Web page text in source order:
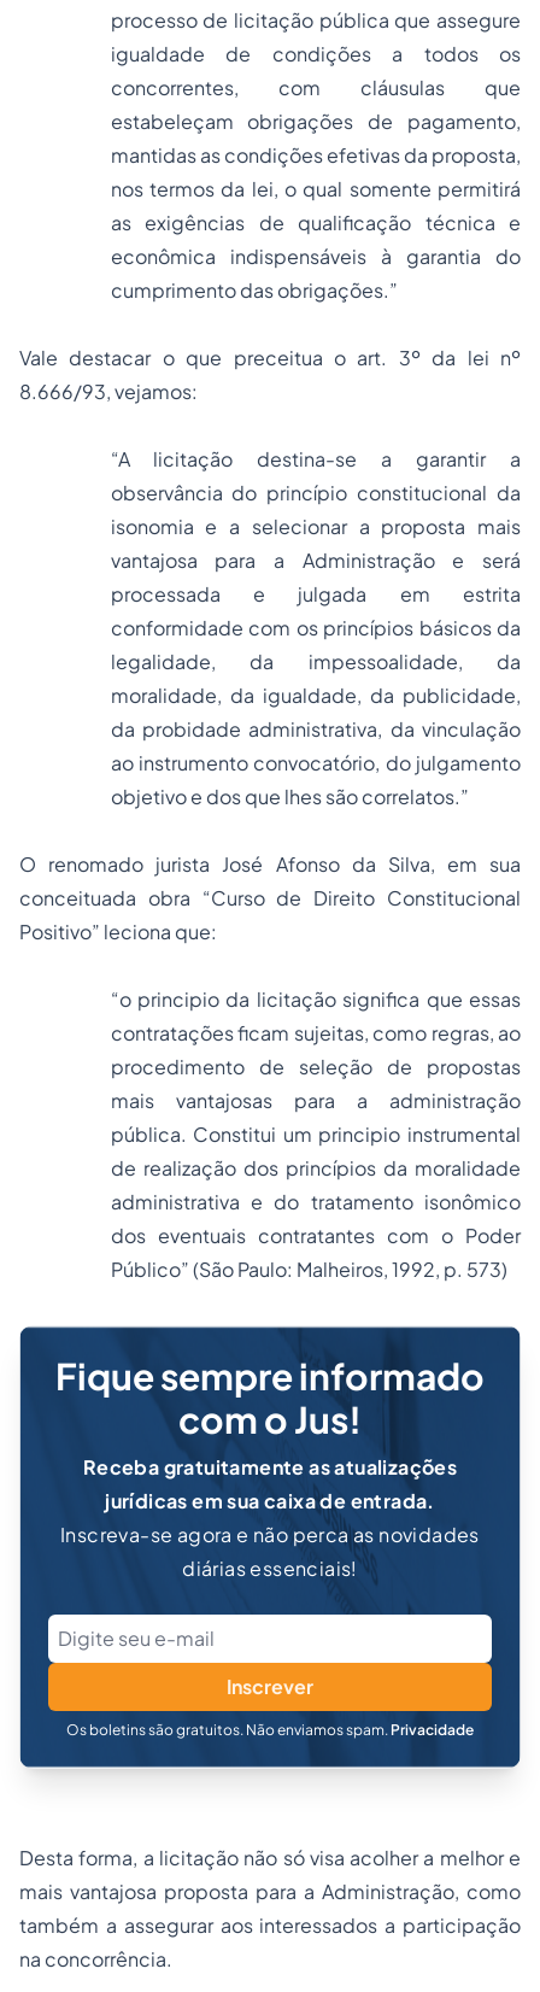
processo de licitação pública que assegure
igualdade de condições a todos os
concorrentes, com cláusulas que
estabeleçam obrigações de pagamento,
mantidas as condições efetivas da proposta,
nos termos da lei, o qual somente permitirá
as exigências de qualificação técnica e
econômica indispensáveis à garantia do
cumprimento das obrigações.”
Vale destacar o que preceitua o art. 3º da lei nº
8.666/93, vejamos:
“A licitação destina-se a garantir a
observância do princípio constitucional da
isonomia e a selecionar a proposta mais
vantajosa para a Administração e será
processada e julgada em estrita
conformidade com os princípios básicos da
legalidade, da impessoalidade, da
moralidade, da igualdade, da publicidade,
da probidade administrativa, da vinculação
ao instrumento convocatório, do julgamento
objetivo e dos que lhes são correlatos.”
O renomado jurista José Afonso da Silva, em sua
conceituada obra “Curso de Direito Constitucional
Positivo” leciona que:
“o principio da licitação significa que essas
contratações ficam sujeitas, como regras, ao
procedimento de seleção de propostas
mais vantajosas para a administração
pública. Constitui um principio instrumental
de realização dos princípios da moralidade
administrativa e do tratamento isonômico
dos eventuais contratantes com o Poder
Público” (São Paulo: Malheiros, 1992, p. 573)
Fique sempre informado
com o Jus!
Receba gratuitamente as atualizações
jurídicas em sua caixa de entrada.
Inscreva-se agora e não perca as novidades
diárias essenciais!
Inscrever
Os boletins são gratuitos. Não enviamos spam. Privacidade
Desta forma, a licitação não só visa acolher a melhor e
mais vantajosa proposta para a Administração, como
também a assegurar aos interessados a participação
na concorrência.